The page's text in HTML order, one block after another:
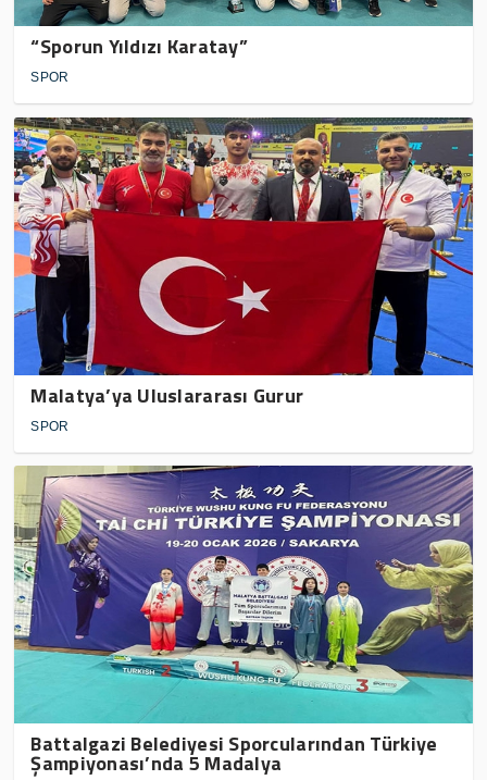
“Sporun Yıldızı Karatay”
SPOR
Malatya’ya Uluslararası Gurur
SPOR
Battalgazi Belediyesi Sporcularından Türkiye
Şampiyonası’nda 5 Madalya